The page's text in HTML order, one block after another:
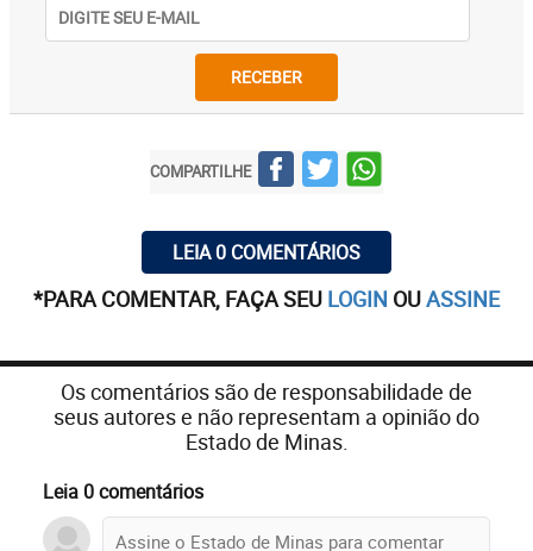
RECEBER
COMPARTILHE
LEIA 0 COMENTÁRIOS
*PARA COMENTAR, FAÇA SEU LOGIN OUASSINE
Os comentários são de responsabilidade de
seus autores e não representam a opinião do
Estado de Minas.
Leia 0 comentários